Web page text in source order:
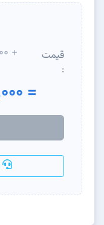
قیمت
:
= 9,196,000